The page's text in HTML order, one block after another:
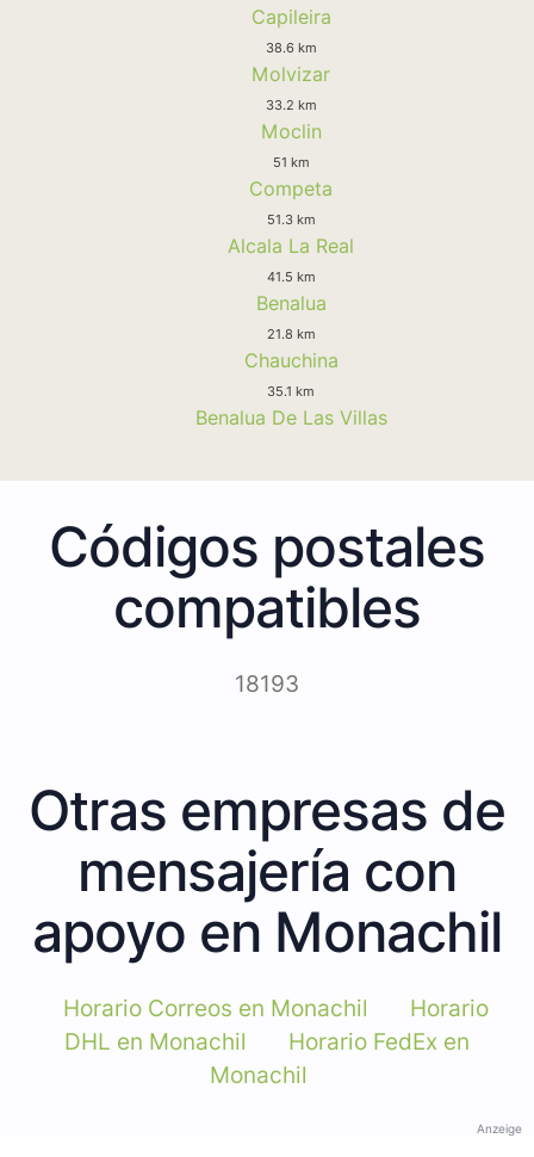
Capileira
38.6 km
Molvizar
33.2 km
Moclin
51 km
Competa
51.3 km
Alcala La Real
41.5 km
Benalua
21.8 km
Chauchina
35.1 km
Benalua De Las Villas
Códigos postales
compatibles
18193
Otras empresas de
mensajería con
apoyo en Monachil
Horario Correos en Monachil
Horario
DHL en Monachil
Horario FedEx en
Monachil
Anzeige